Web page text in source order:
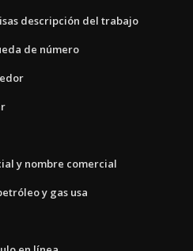
descripción del trabajo
de número
y nombre comercial
y gas usa